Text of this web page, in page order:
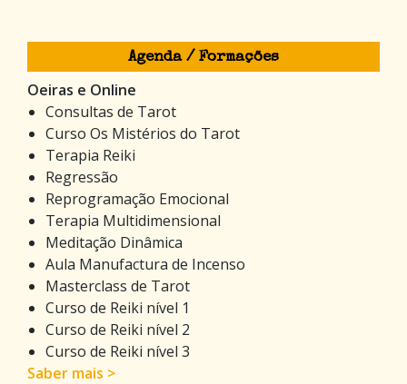
Agenda / Formações
Oeiras e Online
Consultas de Tarot
Curso Os Mistérios do Tarot
Terapia Reiki
Regressão
Reprogramação Emocional
Terapia Multidimensional
Meditação Dinâmica
Aula Manufactura de Incenso
Masterclass de Tarot
Curso de Reiki nível 1
Curso de Reiki nível 2
Curso de Reiki nível 3
Saber mais >